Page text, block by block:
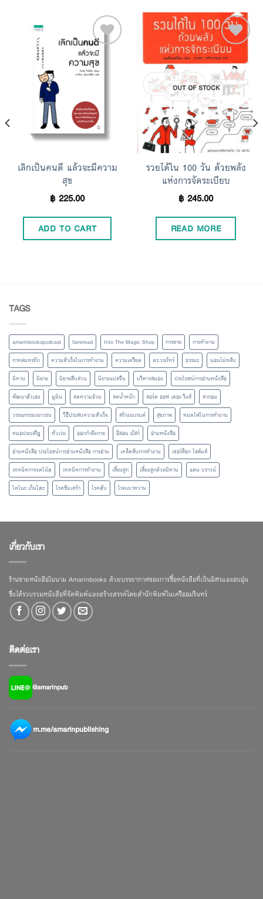
Add to
เลิกเป็นคนดี แล้วจะมีความ
สุข
฿225.00
ADD TO CART
Add to
Wishlist
OUT OF STOCK
รวยได้ใน 100 วัน ด้วยพลัง
แห่งการจัดระเบียบ
฿245.00
READ MORE
TAGS
amarinbookspodcast famiread Into The Magic Shop การขาย
การทำงาน
กาหลมหรทึก
ความสำเร็จในการทำงาน ความเครียด ดร.วรภัทร์ ธรรมะ
นอนไม่หลับ
นิทาน
นิยาย นิยายสืบสวน นิยายแปลจีน บริหารสมอง
ประโยชน์การอ่านหนังสือ
พัฒนาตัวเอง
มูมิน ลดความอ้วน ลดน้ำหนัก ลอร์ด ออฟ เดอะ ริงส์
ลากอม
วรรณกรรมเยาวชน
วิธีประสบความสำเร็จ สร้างแบรนด์ สุขภาพ
หมดไฟในการทำงาน
หมอประเสริฐ
หัวเว่ย ออกกำลังกาย อีลอน มัสก์
อ่านหนังสือ
อ่านหนังสือ ประโยชน์การอ่านหนังสือ การอ่าน
เคล็ดลับการทำงาน
เชอร์ล็อก โฮล์มส์
เทคนิคการจดโน้ต
เทคนิคการทำงาน เลี้ยงลูก เลี้ยงลูกด้วยนิทาน
แดน บราวน์
โคโนะ เก็นโตะ
โรคซึมเศร้า โรคตับ โรคเบาหวาน
เกี่ยวกับเรา
ร้านขายหนังสือในนาม Amarinbooks ด้วยบรรยากาศของการซื้อหนังสือที่เป็นมิตรและอบอุ่น
ซึ่งได้รวบรวมหนังสือที่จัดพิมพ์และสร้างสรรค์โดยสำนักพิมพ์ในเครืออมรินทร์
ติดต่อเรา
@amarinpub
m.me/amarinpublishing